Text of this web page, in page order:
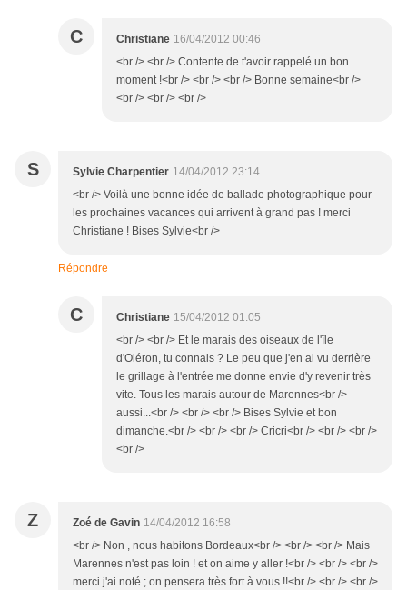
C Christiane 16/04/2012 00:46
<br /> <br /> Contente de t'avoir rappelé un bon
moment !<br /> <br /> <br /> Bonne semaine<br />
<br /> <br /> <br />
S Sylvie Charpentier 14/04/2012 23:14
<br /> Voilà une bonne idée de ballade photographique pour
les prochaines vacances qui arrivent à grand pas ! merci
Christiane ! Bises Sylvie<br />
Répondre
C Christiane 15/04/2012 01:05
<br /> <br /> Et le marais des oiseaux de l'île
d'Oléron, tu connais ? Le peu que j'en ai vu derrière
le grillage à l'entrée me donne envie d'y revenir très
vite. Tous les marais autour de Marennes<br />
aussi...<br /> <br /> <br /> Bises Sylvie et bon
dimanche.<br /> <br /> <br /> Cricri<br /> <br /> <br />
<br />
Z Zoé de Gavin 14/04/2012 16:58
<br /> Non , nous habitons Bordeaux<br /> <br /> <br /> Mais
Marennes n'est pas loin ! et on aime y aller !<br /> <br /> <br />
merci j'ai noté ; on pensera très fort à vous !!<br /> <br /> <br />